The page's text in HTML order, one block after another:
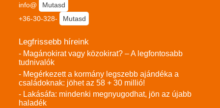
info@
Mutasd
+36-30-328-
Mutasd
Legfrissebb híreink
- Magánokirat vagy közokirat? – A legfontosabb
tudnivalók
- Megérkezett a kormány legszebb ajándéka a
családoknak: jöhet az 58 + 30 millió!
- Lakásáfa: mindenki megnyugodhat, jön az újabb
haladék